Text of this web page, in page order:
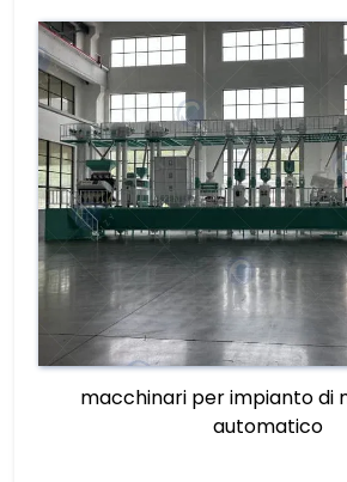
macchinari per impianto di
automatico